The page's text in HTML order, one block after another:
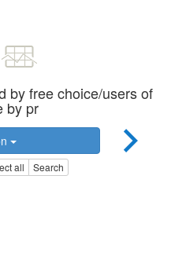
by free choice/users of
by pr
all Search